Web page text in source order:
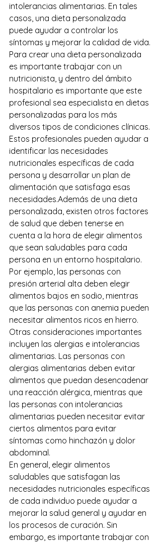
intolerancias alimentarias. En tales
casos, una dieta personalizada
puede ayudar a controlar los
síntomas y mejorar la calidad de vida.
Para crear una dieta personalizada
es importante trabajar con un
nutricionista, y dentro del ámbito
hospitalario es importante que este
profesional sea especialista en dietas
personalizadas para los más
diversos tipos de condiciones clínicas.
Estos profesionales pueden ayudar a
identificar las necesidades
nutricionales específicas de cada
persona y desarrollar un plan de
alimentación que satisfaga esas
necesidades.Además de una dieta
personalizada, existen otros factores
de salud que deben tenerse en
cuenta a la hora de elegir alimentos
que sean saludables para cada
persona en un entorno hospitalario.
Por ejemplo, las personas con
presión arterial alta deben elegir
alimentos bajos en sodio, mientras
que las personas con anemia pueden
necesitar alimentos ricos en hierro.
Otras consideraciones importantes
incluyen las alergias e intolerancias
alimentarias. Las personas con
alergias alimentarias deben evitar
alimentos que puedan desencadenar
una reacción alérgica, mientras que
las personas con intolerancias
alimentarias pueden necesitar evitar
ciertos alimentos para evitar
síntomas como hinchazón y dolor
abdominal.
En general, elegir alimentos
saludables que satisfagan las
necesidades nutricionales específicas
de cada individuo puede ayudar a
mejorar la salud general y ayudar en
los procesos de curación. Sin
embargo, es importante trabajar con